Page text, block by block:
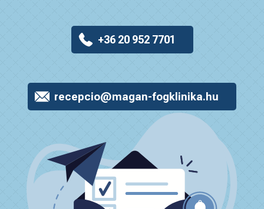
+36 20 952 7701
recepcio@magan-fogklinika.hu